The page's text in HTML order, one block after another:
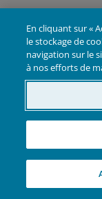
Horizon
Global Life
Horizon
Gérant
En cliquant sur «
le stockage de
navigation sur le
à nos efforts de